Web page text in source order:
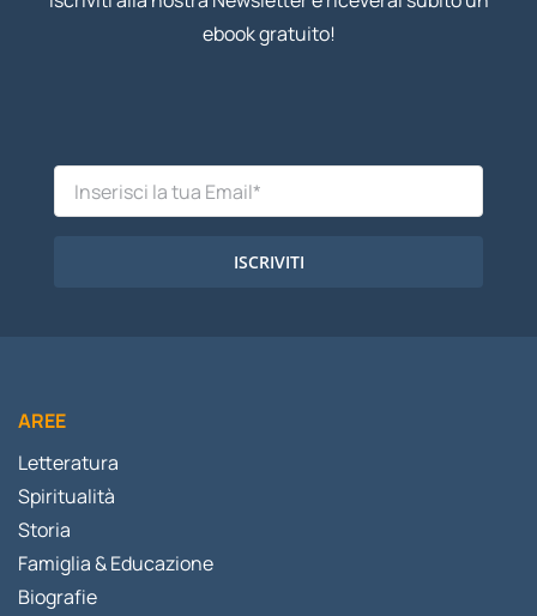
ebook gratuito!
ISCRIVITI
AREE
Letteratura
Spiritualità
Storia
Famiglia & Educazione
Biografie